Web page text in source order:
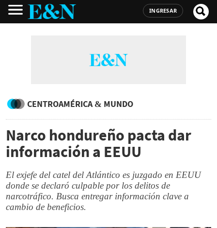
INGRESAR
CENTROAMÉRICA & MUNDO
Narco hondureño pacta dar
información a EEUU
El exjefe del catel del Atlántico es juzgado en EEUU
donde se declaró culpable por los delitos de
narcotráfico. Busca entregar información clave a
cambio de beneficios.